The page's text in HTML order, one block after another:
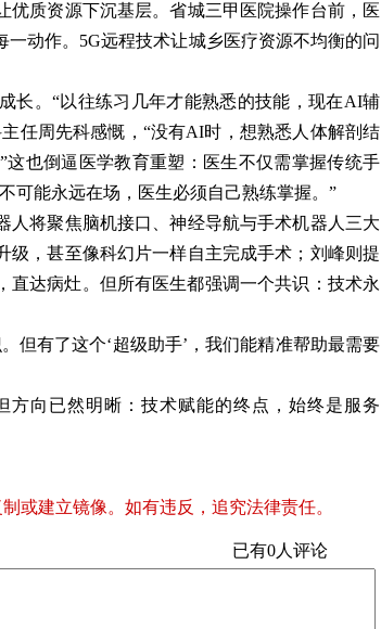
质资源下沉基层。省城三甲医院操作台前，医
动作。5G远程技术让城乡医疗资源不均衡的问
。“以往练习几年才能熟悉的技能，现在AI辅
任周先科感慨，“没有AI时，想熟悉人体解剖结
也倒逼医学教育重塑：医生不仅需掌握传统手
可能永远在场，医生必须自己熟练掌握。”
将聚焦脑机接口、神经导航与手术机器人三大
，甚至像科幻片一样自主完成手术；刘峰则提
达病灶。但所有医生都强调一个共识：技术永
有了这个‘超级助手’，我们能精准帮助最需要
向已然明晰：技术赋能的终点，始终是服务
或建立镜像。如有违反，追究法律责任。
已有0人评论